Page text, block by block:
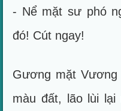
- Nể mặt sư phó
đó! Cút ngay!
Gương mặt
màu đất, lão lùi